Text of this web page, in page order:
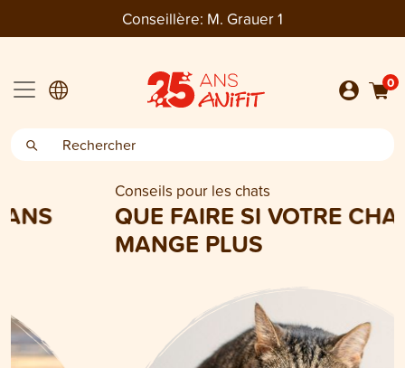
Conseillère: M. Grauer 1
0
Conseils pour les chats
QUE FAIRE SI VOTRE CHAT NE
MANGE PLUS